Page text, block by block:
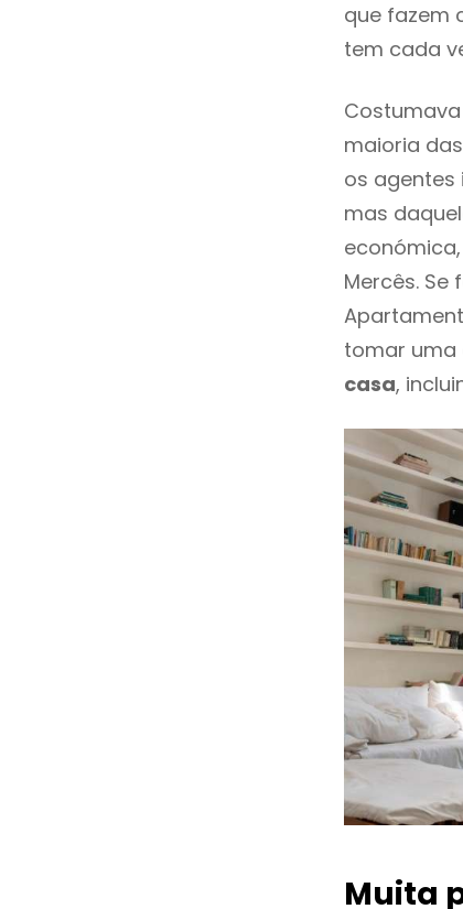
que fazem
tem cada
maioria
os
mas
Mercês.
tomar uma
casa,
Muita